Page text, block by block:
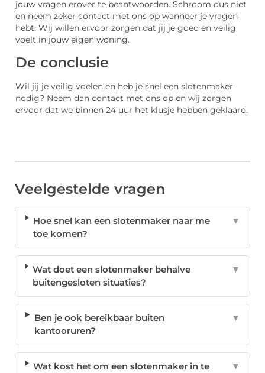
jouw vragen erover te beantwoorden. Schroom dus niet
en neem zeker contact met ons op wanneer je vragen
hebt. Wij willen ervoor zorgen dat jij je goed en veilig
voelt in jouw eigen woning.
De conclusie
Wil jij je veilig voelen en heb je snel een slotenmaker
nodig? Neem dan contact met ons op en wij zorgen
ervoor dat we binnen 24 uur het klusje hebben geklaard.
Veelgestelde vragen
Hoe snel kan een slotenmaker naar me
toe komen?
▼
Wat doet een slotenmaker behalve
buitengesloten situaties?
▼
Ben je ook bereikbaar buiten
kantooruren?
▼
Wat kost het om een slotenmaker in te
▼